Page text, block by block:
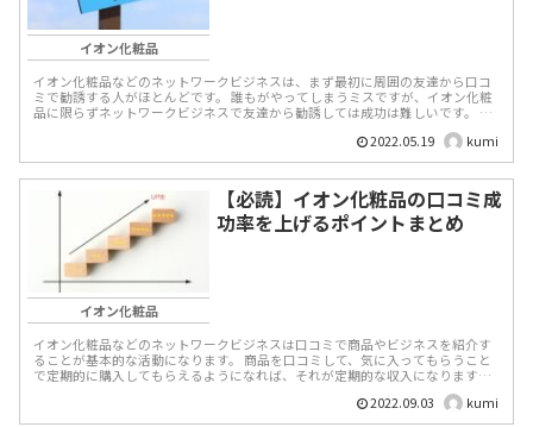
イオン化粧品
イオン化粧品などのネットワークビジネスは、まず最初に周囲の友達から口コ
ミで勧誘する人がほとんどです。 誰もがやってしまうミスですが、イオン化粧
品に限らずネットワークビジネスで友達から勧誘しては成功は難しいです。 友
2022.05.19 kumi
イオン化粧品
【必読】イオン化粧品の口コミ成
功率を上げるポイントまとめ
イオン化粧品などのネットワークビジネスは口コミで商品やビジネスを紹介す
ることが基本的な活動になります。 商品を口コミして、気に入ってもらうこと
で定期的に購入してもらえるようになれば、それが定期的な収入になります。
2022.09.03 kumi